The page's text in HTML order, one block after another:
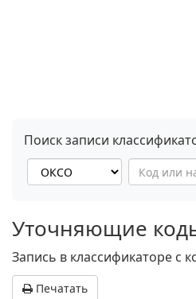
Поиск записи
Уточняющие
Запись в классификаторе с
Печатать